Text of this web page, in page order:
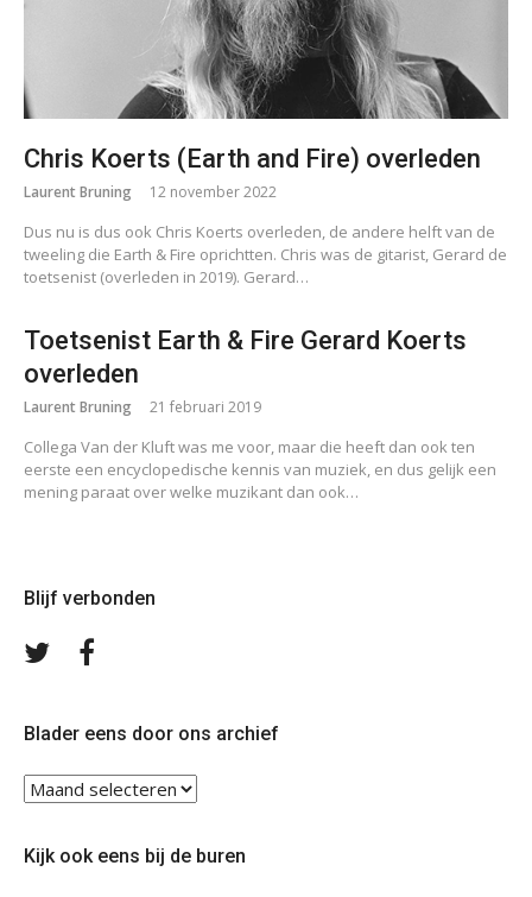
Chris Koerts (Earth and Fire) overleden
Laurent Bruning 12 november 2022
Dus nu is dus ook Chris Koerts overleden, de andere helft van de
tweeling die Earth & Fire oprichtten. Chris was de gitarist, Gerard de
toetsenist (overleden in 2019). Gerard…
Toetsenist Earth & Fire Gerard Koerts
overleden
Laurent Bruning 21 februari 2019
Collega Van der Kluft was me voor, maar die heeft dan ook ten
eerste een encyclopedische kennis van muziek, en dus gelijk een
mening paraat over welke muzikant dan ook…
Blijf verbonden
Volg
Blader eens door ons archief
Blader
ons
Kijk ook eens bij de buren